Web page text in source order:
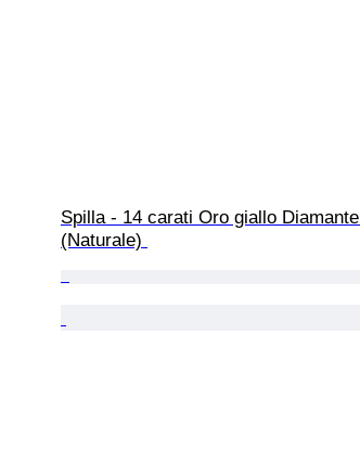
Spilla - 14 carati Oro giallo Diamante
(Naturale)